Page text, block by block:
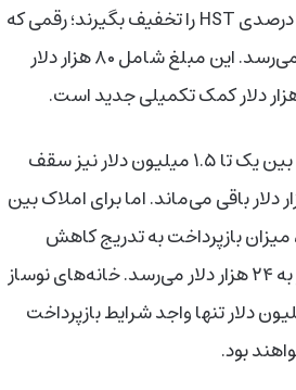
می‌توانند کل مالیات ۱۳ درصدی HST را تخفیف بگیرند؛ رقمی که
حداکثر به ۱۳۰ هزار دلار می‌رسد. این مبلغ شامل ۸۰ هزار دلار
برای خانه‌هایی با قیمت بین یک تا ۱.۵ میلیون دلار نیز سقف
همچنان ۱۳۰ هزار دلار باقی می‌ماند. اما برای املاک بین
دلار، میزان بازپرداخت به تدریج کاهش
می‌یابد و از ۱۳۰ هزار دلار به ۲۴ هزار دلار می‌رسد. خانه‌های نوساز
بیش از ۱.۸۵ میلیون دلار تنها واجد شرایط بازپرداخت